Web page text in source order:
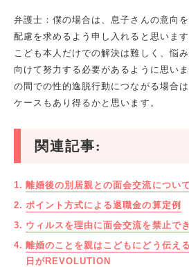
弁護士：僕の場合は、息子さんの意向
配慮を求めるよう申し入れると思いま
こども本人だけでの解決は難しく、悩
向けて努力する必要があるように思い
の間での性的逸脱行動につながる場合
ケースもあり得るかと思います。
関連記事:
離婚後の別居親との面会交流につい
ポイント方式による退職金の算定例
ウィルスを理由に面会交流を禁止で
離婚のことを親はこどもにどう伝え
日がREVOLUTION